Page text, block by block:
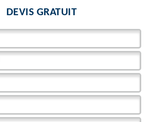
DEVIS GRATUIT